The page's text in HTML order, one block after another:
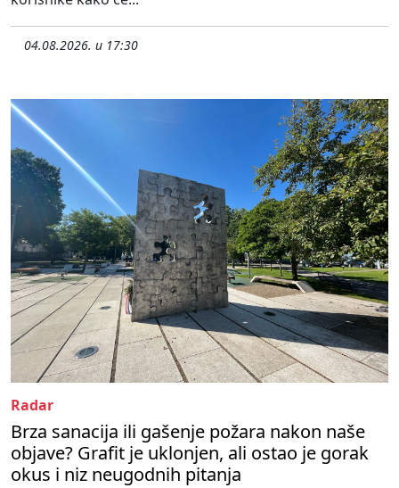
04.08.2026. u 17:30
Radar
Brza sanacija ili gašenje požara nakon naše
objave? Grafit je uklonjen, ali ostao je gorak
okus i niz neugodnih pitanja